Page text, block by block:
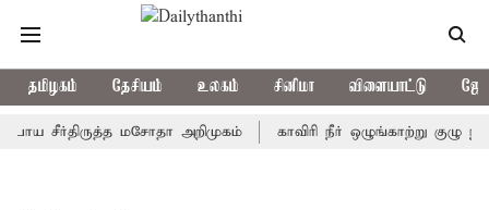
தமிழகம் தேசியம் உலகம் சினிமா விளையாட்டு
சீர்திருத்த மசோதா அறிமுகம் காவிரி நீர் ஒழுங்காற்று குழு